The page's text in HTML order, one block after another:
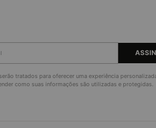
tratados para oferecer uma experiência
como suas informações são utilizadas e protegidas.